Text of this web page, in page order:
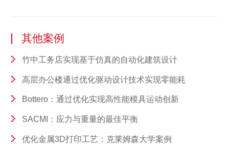
其他案例
竹中工务店实现基于仿真的自动化建筑设计
高层办公楼通过优化驱动设计技术实现零能耗
Bottero：通过优化实现高性能模具运动创新
SACMI：应力与重量的最佳平衡
优化金属3D打印工艺：克莱姆森大学案例